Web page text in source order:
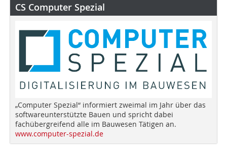
CS Computer Spezial
„Computer Spezial“ informiert zweimal im Jahr über das
softwareunterstützte Bauen und spricht dabei
fachübergreifend alle im Bauwesen Tätigen an.
www.computer-spezial.de